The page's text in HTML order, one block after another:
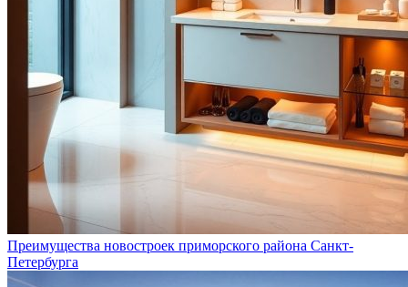
Преимущества новостроек приморского района Санкт-
Петербурга